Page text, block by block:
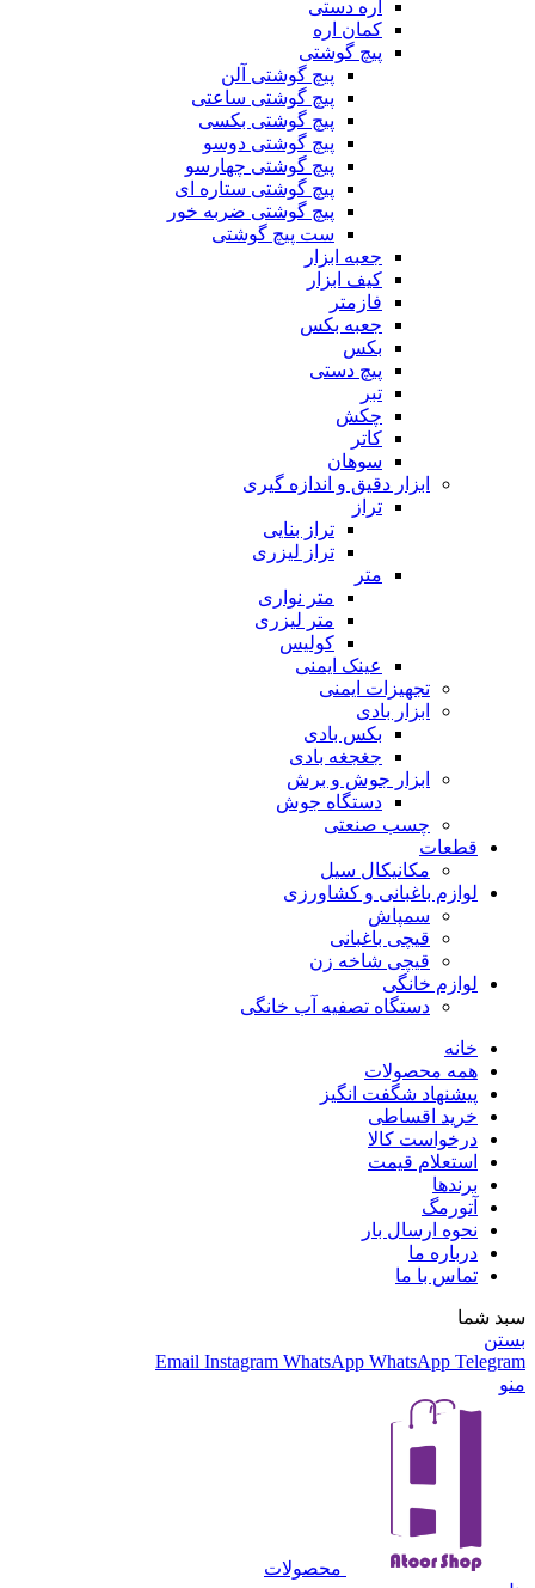
ابزار دستی
اره دستی
کمان اره
پیچ گوشتی
پیچ گوشتی آلن
پیچ گوشتی ساعتی
پیچ گوشتی بکسی
پیچ گوشتی دوسو
پیچ گوشتی چهارسو
پیچ گوشتی ستاره ای
پیچ گوشتی ضربه خور
ست پیچ گوشتی
جعبه ابزار
کیف ابزار
فازمتر
جعبه بکس
بکس
پیچ دستی
تبر
چکش
کاتر
سوهان
ابزار دقیق و اندازه گیری
تراز
تراز بنایی
متر نواری
متر لیزری
کولیس
عینک ایمنی
تجهیزات ایمنی
ابزار بادی
بکس بادی
جغجغه بادی
ابزار جوش و برش
دستگاه جوش
چسب صنعتی
قطعات
مکانیکال سیل
لوازم باغبانی و کشاورزی
سمپاش
قیچی باغبانی
قیچی شاخه زن
لوازم خانگی
خانه
همه محصولات
پیشنهاد شگفت انگیز
خرید اقساطی
درخواست کالا
استعلام قیمت
برندها
آتورمگ
نحوه ارسال بار
درباره ما
تماس با ما
سبد شما
بستن
Telegram